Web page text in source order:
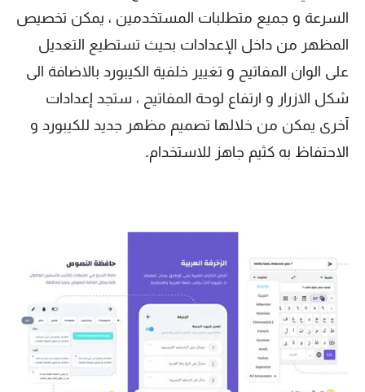
السرعة و جميع متطلبات المستخدمين ، يمكن تخصيص
المظهر من داخل الإعدادات بحيث تستطيع التعديل
على الوان المفاتيح و تغيير خلفية الكيبورد بالاضافة الى
شكل الازرار و ارتفاع لوحة المفاتيح ، ستجد إعدادات
آخرى يمكن من خلالها تصميم مظهر جديد للكيبورد و
الاحتفاظ به كثيم جاهز للاستخدام.